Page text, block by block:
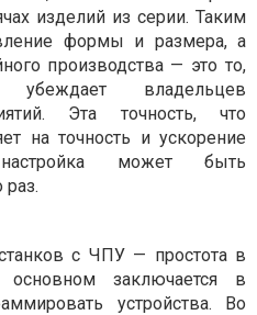
изделий из серии. Таким
формы и размера, а
производства — это то,
владельцев
Эта точность, что
на точность и ускорение
может быть
с ЧПУ — простота в
основном заключается в
устройства. Во